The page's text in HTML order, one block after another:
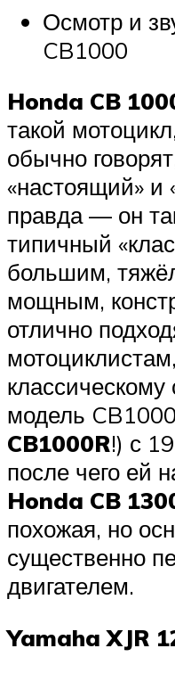
Осмотр и
CB1000
Honda CB
такой
обычно
«настоящий» и
правда — он
типичный
большим,
мощным,
отлично
модель
CB1000R!) с
после чего ей
Honda CB
похожая, но
существенно
двигателем.
Yamaha XJR